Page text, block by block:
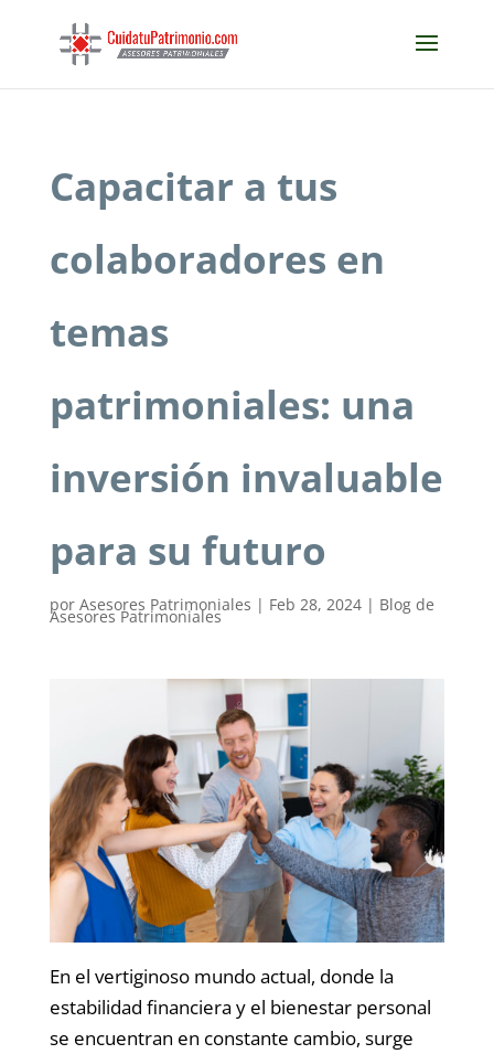
Capacitar a tus
colaboradores en
temas
patrimoniales: una
inversión invaluable
para su futuro
por Asesores Patrimoniales | Feb 28, 2024| Blog de
Asesores Patrimoniales
En el vertiginoso mundo actual, donde la
estabilidad financiera y el bienestar personal
se encuentran en constante cambio, surge